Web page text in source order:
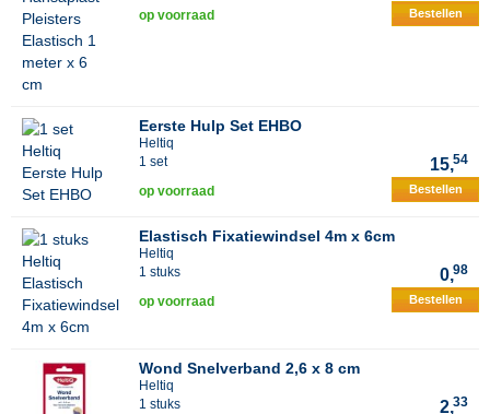
op voorraad Bestellen
Eerste Hulp Set EHBO
Heltiq
1 set
15,54
op voorraad Bestellen
Elastisch Fixatiewindsel 4m x 6cm
Heltiq
1 stuks
0,98
op voorraad Bestellen
Wond Snelverband 2,6 x 8 cm
Heltiq
1 stuks
2,33